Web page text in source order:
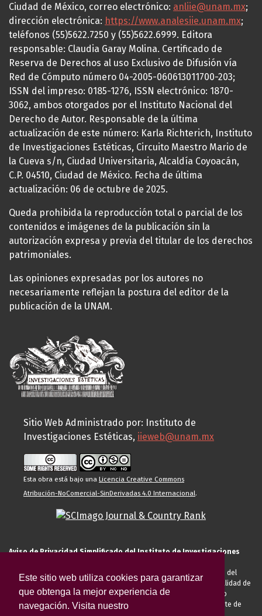
Este sitio web utiliza cookies para garantizar
que obtenga la mejor experiencia de
navegación. Visita nuestro
Ciudad de México, correo electrónico: anliie@unam.mx;
dirección electrónica: https://www.analesiie.unam.mx;
teléfonos (55)5622.7250 y (55)5622.6999. Editora
responsable: Claudia Garay Molina. Certificado de
Reserva de Derechos al uso Exclusivo de Difusión vía
Red de Cómputo número 04-2005-060613011700-203;
ISSN del impreso: 0185-1276, ISSN electrónico: 1870-
3062, ambos otorgados por el Instituto Nacional del
Derecho de Autor. Responsable de la última
actualización de este número: Karla Richterich, Instituto
de Investigaciones Estéticas, Circuito Maestro Mario de
la Cueva s/n, Ciudad Universitaria, Alcaldía Coyoacán,
C.P. 04510, Ciudad de México. Fecha de última
actualización: 06 de octubre de 2025.
Queda prohibida la reproducción total o parcial de los
contenidos e imágenes de la publicación sin la
autorización expresa y previa del titular de los derechos
patrimoniales.
Las opiniones expresadas por los autores no
necesariamente reflejan la postura del editor de la
publicación de la UNAM.
Sitio Web Administrado por: Instituto de
Investigaciones Estéticas, iieweb@unam.mx
Esta obra está bajo una Licencia Creative Commons
Atribución-NoComercial-SinDerivadas 4.0 Internacional.
Aviso de Privacidad Simplificado del Instituto de Investigaciones
El Instituto de Investigaciones Estéticas de la UNAM, es responsable del
tratamiento de sus datos personales para el registro de usted en calidad de
alumno, docente, personal de la entidad académica, conferencista o
invitado externo (nacional o extranjero), visitante, proveedor o cliente de